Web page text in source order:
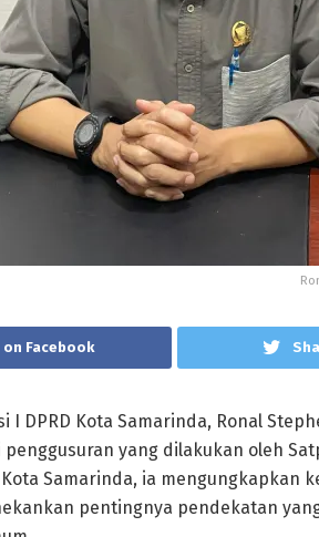
on Facebook
I DPRD Kota Samarinda, Ronal
yang dilakukan oleh
Samarinda, ia mengungkapkan
pentingnya pendekatan